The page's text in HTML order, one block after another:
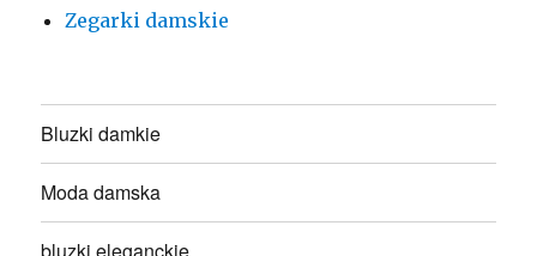
Zegarki damskie
Bluzki damkie
Moda damska